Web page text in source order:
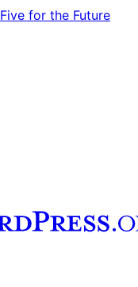
Five for the Future